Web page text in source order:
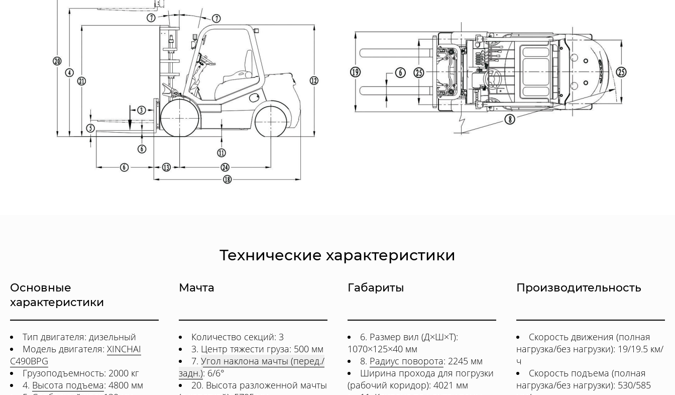
Технические характеристики
Основные
характеристики
Тип двигателя: дизельный
Модель двигателя: XINCHAI
C490BPG
Грузоподъемность: 2000 кг
4. Высота подъема: 4800 мм
Мачта
Количество секций: 3
3. Центр тяжести груза: 500 мм
7. Угол наклона мачты (перед./
задн.): 6/6°
20. Высота разложенной мачты
Габариты
6. Размер вил (Д×Ш×Т):
1070×125×40 мм
8. Радиус поворота: 2245 мм
Ширина прохода для погрузки
(рабочий коридор): 4021 мм
Производительность
Скорость движения (полная
нагрузка/без нагрузки): 19/19.5 км/
ч
Скорость подъема (полная
нагрузка/без нагрузки): 530/585